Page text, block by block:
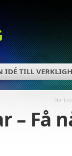
IDÉ TILL
– Få